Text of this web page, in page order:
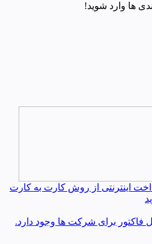
ها وارد شوید!
اینترنتی از روش کارت به کارت
فاکتور برای شرکت ها وجود دارد.